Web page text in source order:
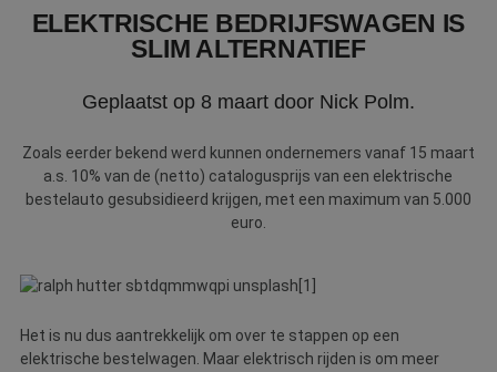
Kennisbank
Trainingen
Partners
Verfspuitbedrijf?
Zoeken naar een schilder
Garantie
Service
Over ons
Nieuws & blog
Veelgestelde vragen
Webshop
ELEKTRISCHE BEDRIJFSWAGEN IS
SLIM ALTERNATIEF
Geplaatst op 8 maart door Nick Polm.
Zoals eerder bekend werd kunnen ondernemers vanaf 15 maart
a.s. 10% van de (netto) catalogusprijs van een elektrische
bestelauto gesubsidieerd krijgen, met een maximum van 5.000
euro.
Het is nu dus aantrekkelijk om over te stappen op een
elektrische bestelwagen. Maar elektrisch rijden is om meer